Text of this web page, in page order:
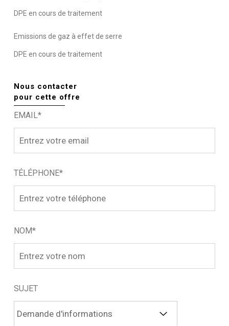
DPE en cours de traitement
Emissions de gaz à effet de serre
DPE en cours de traitement
Nous contacter
pour cette offre
EMAIL*
TÉLÉPHONE*
NOM*
SUJET